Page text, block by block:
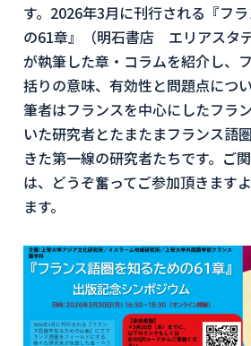
す。2026年3月に刊行される『フ
の61章』（明石書店 エリアスタ
が執筆した章・コラムを紹介し、
括りの意味、有効性と問題点につ
筆者はフランスを中心にしたフラ
いた研究者とたまたまフランス語
きた第一線の研究者たちです。ご
は、どうぞ奮ってご参加頂きます
ます。